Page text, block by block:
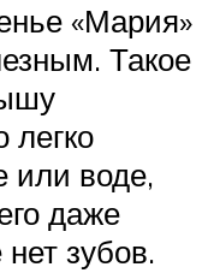
«Мария»
Такое
легко
или воде,
даже
зубов.